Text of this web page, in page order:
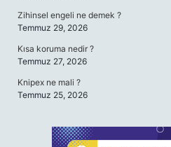
Zihinsel engeli ne demek ?
Temmuz 29, 2026
Kısa koruma nedir ?
Temmuz 27, 2026
Knipex ne mali ?
Temmuz 25, 2026